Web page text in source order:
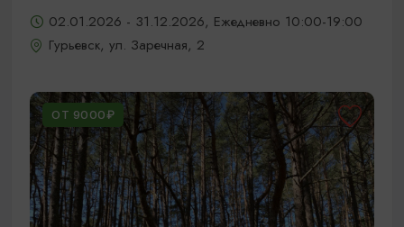
02.01.2026 - 31.12.2026, Ежедневно 10:00-19:00
Гурьевск, ул. Заречная, 2
ОТ 9000₽